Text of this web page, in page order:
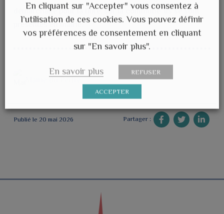
démarchage pour la fibre, sur la commune. Ils se sont
présentés en mairie.
Publié le 20 mai 2026 Partager :
En cliquant sur "Accepter" vous consentez à
l’utilisation de ces cookies. Vous pouvez définir
vos préférences de consentement en cliquant
sur "En savoir plus".
En savoir plus REFUSER
ACCEPTER